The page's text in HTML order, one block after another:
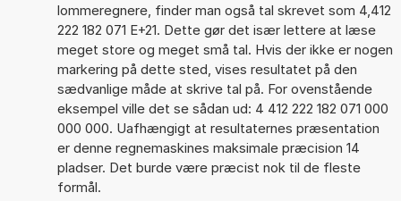
lommeregnere, finder man også tal skrevet som 4,412
222 182 071 E+21. Dette gør det især lettere at læse
meget store og meget små tal. Hvis der ikke er nogen
markering på dette sted, vises resultatet på den
sædvanlige måde at skrive tal på. For ovenstående
eksempel ville det se sådan ud: 4 412 222 182 071 000
000 000. Uafhængigt at resultaternes præsentation
er denne regnemaskines maksimale præcision 14
pladser. Det burde være præcist nok til de fleste
formål.